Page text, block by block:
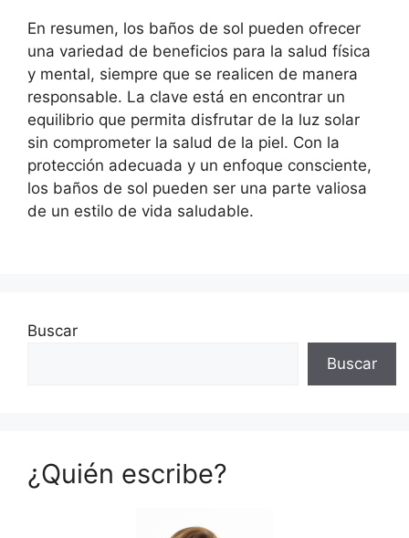
En resumen, los baños de sol pueden ofrecer
una variedad de beneficios para la salud física
y mental, siempre que se realicen de manera
responsable. La clave está en encontrar un
equilibrio que permita disfrutar de la luz solar
sin comprometer la salud de la piel. Con la
protección adecuada y un enfoque consciente,
los baños de sol pueden ser una parte valiosa
de un estilo de vida saludable.
Buscar
Buscar
¿Quién escribe?